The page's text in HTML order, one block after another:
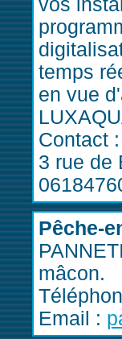
vos
temps
en vue
Contact
3 rue de
Pêche-
mâcon.
Email :